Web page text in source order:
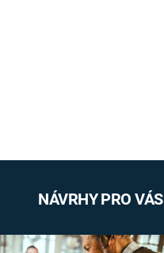
NÁVRHY PRO VÁS